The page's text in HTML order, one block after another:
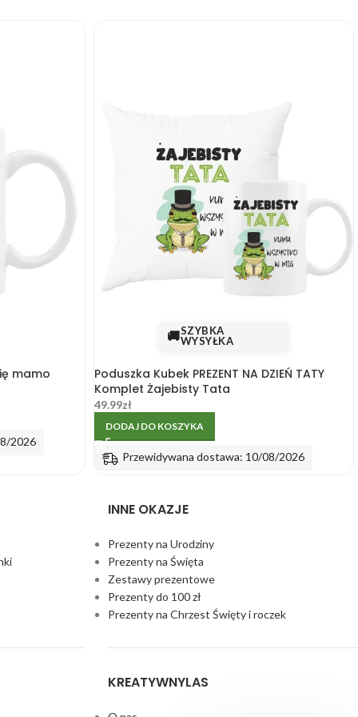
mamo
2026
🚚SZYBKA
WYSYŁKA
Poduszka Kubek PREZENT NA DZIEŃ TATY
Komplet Żajebisty Tata
49.99zł
DODAJ DO KOSZYKA
Przewidywana dostawa: 10/08/2026
INNE OKAZJE
Prezenty na Urodziny
Prezenty na Święta
Zestawy prezentowe
Prezenty do 100 zł
Prezenty na Chrzest Święty i roczek
KREATYWNYLAS